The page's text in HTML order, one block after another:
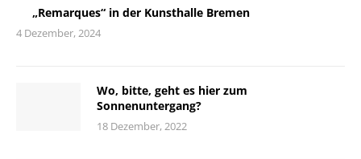
„Remarques“ in der Kunsthalle Bremen
4 Dezember, 2024
Wo, bitte, geht es hier zum
Sonnenuntergang?
18 Dezember, 2022